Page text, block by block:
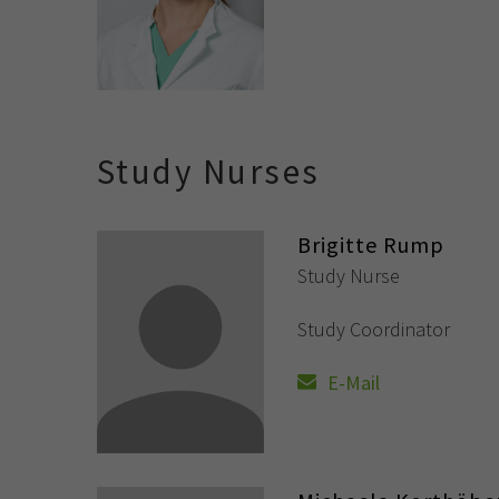
Study Nurses
Brigitte Rump
Study Nurse
Study Coordinator
E-Mail